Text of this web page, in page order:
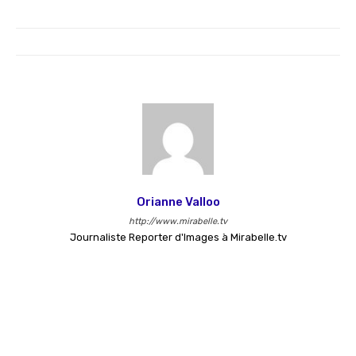
Orianne Valloo
http://www.mirabelle.tv
Journaliste Reporter d'Images à Mirabelle.tv